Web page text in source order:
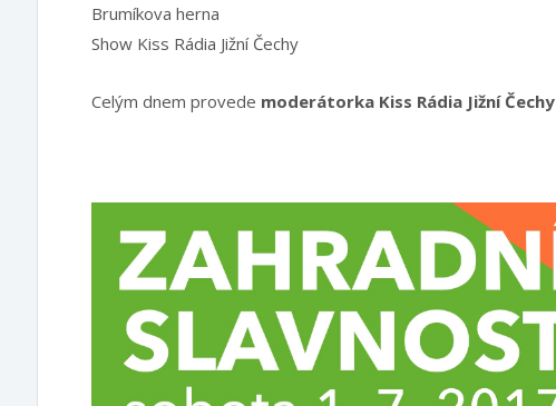
Brumíkova herna
Show Kiss Rádia Jižní Čechy
Celým dnem provede moderátorka Kiss Rádia Jižní Čechy